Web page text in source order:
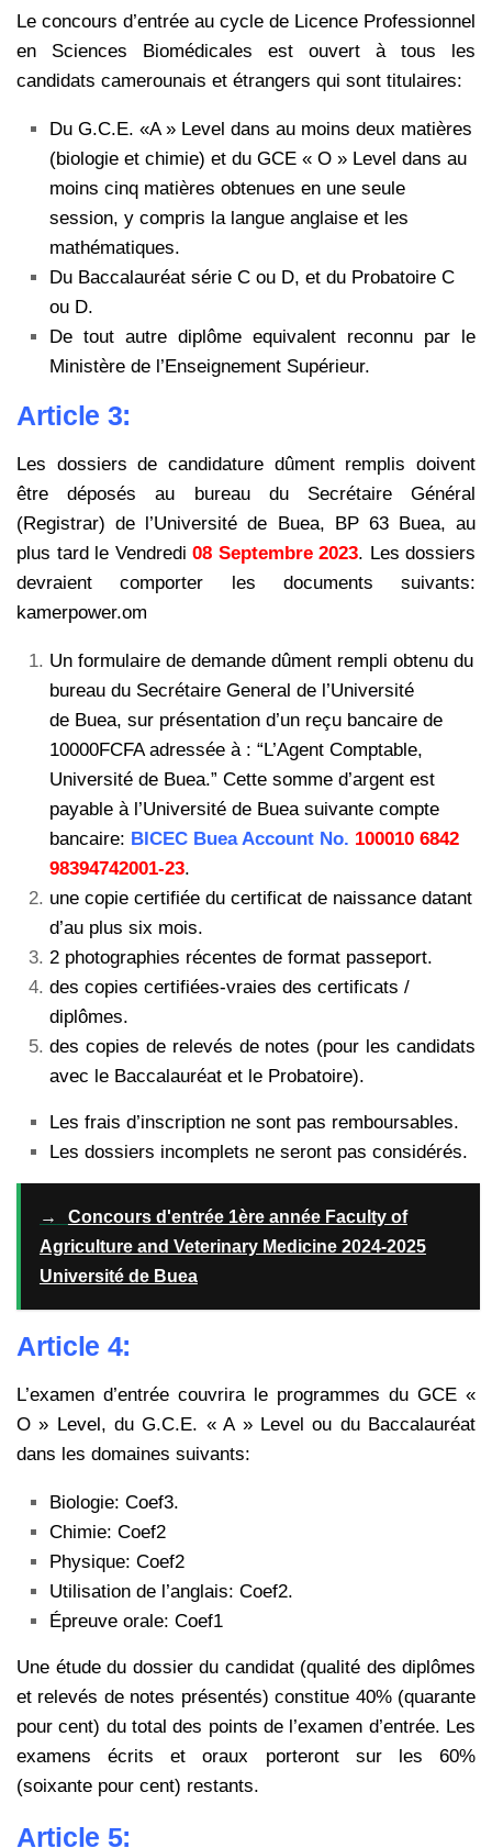
Le concours d’entrée au cycle de Licence Professionnel
en Sciences Biomédicales est ouvert à tous les
candidats camerounais et étrangers qui sont titulaires:
Du G.C.E. «A » Level dans au moins deux matières
(biologie et chimie) et du GCE « O » Level dans au
moins cinq matières obtenues en une seule
session, y compris la langue anglaise et les
mathématiques.
Du Baccalauréat série C ou D, et du Probatoire C
ou D.
De tout autre diplôme equivalent reconnu par le
Ministère de l’Enseignement Supérieur.
Article 3:
Les dossiers de candidature dûment remplis doivent
être déposés au bureau du Secrétaire Général
(Registrar) de l’Université de Buea, BP 63 Buea, au
plus tard le Vendredi 08 Septembre 2023. Les dossiers
devraient comporter les documents suivants:
kamerpower.om
Un formulaire de demande dûment rempli obtenu du
bureau du Secrétaire General de l’Université
de Buea, sur présentation d’un reçu bancaire de
10000FCFA adressée à : “L’Agent Comptable,
Université de Buea.” Cette somme d’argent est
payable à l’Université de Buea suivante compte
bancaire: BICEC Buea Account No. 100010 6842
98394742001-23.
une copie certifiée du certificat de naissance datant
d’au plus six mois.
2 photographies récentes de format passeport.
des copies certifiées-vraies des certificats /
diplômes.
des copies de relevés de notes (pour les candidats
avec le Baccalauréat et le Probatoire).
Les frais d’inscription ne sont pas remboursables.
Les dossiers incomplets ne seront pas considérés.
→
Concours d'entrée 1ère année Faculty of
Agriculture and Veterinary Medicine 2024-2025
Université de Buea
Article 4:
L’examen d’entrée couvrira le programmes du GCE «
O » Level, du G.C.E. « A » Level ou du Baccalauréat
dans les domaines suivants:
Biologie: Coef3.
Chimie: Coef2
Physique: Coef2
Utilisation de l’anglais: Coef2.
Épreuve orale: Coef1
Une étude du dossier du candidat (qualité des diplômes
et relevés de notes présentés) constitue 40% (quarante
pour cent) du total des points de l’examen d’entrée. Les
examens écrits et oraux porteront sur les 60%
(soixante pour cent) restants.
Article 5: